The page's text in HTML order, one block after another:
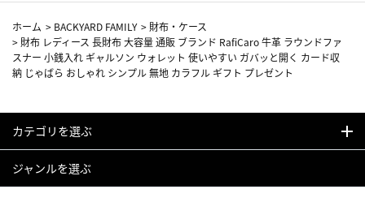
ホーム > BACKYARD FAMILY > 財布・ケース
> 財布 レディース 長財布 大容量 通販 ブランド RafiCaro 牛革 ラウンドファ
スナー 小銭入れ ギャルソン ウォレット 使いやすい ガバッと開く カード収
納 じゃばら おしゃれ シンプル 無地 カラフル ギフト プレゼント
カテゴリを選ぶ
ジャンルを選ぶ